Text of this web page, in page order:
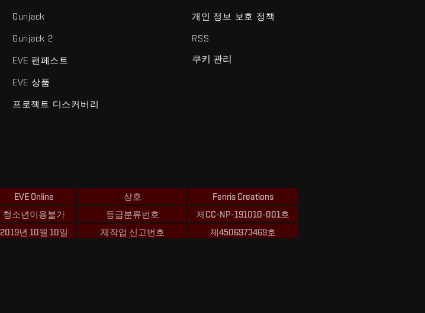
Gunjack
Gunjack 2
EVE 팬페스트
EVE 상품
프로젝트 디스커버리
개인 정보 보호 정책
RSS
쿠키 관리
EVE Online
청소년이용불가
2019년 10월 10일
상호
Fenris Creations
등급분류번호
제CC-NP-191010-001호
제작업 신고번호
제4506973469호